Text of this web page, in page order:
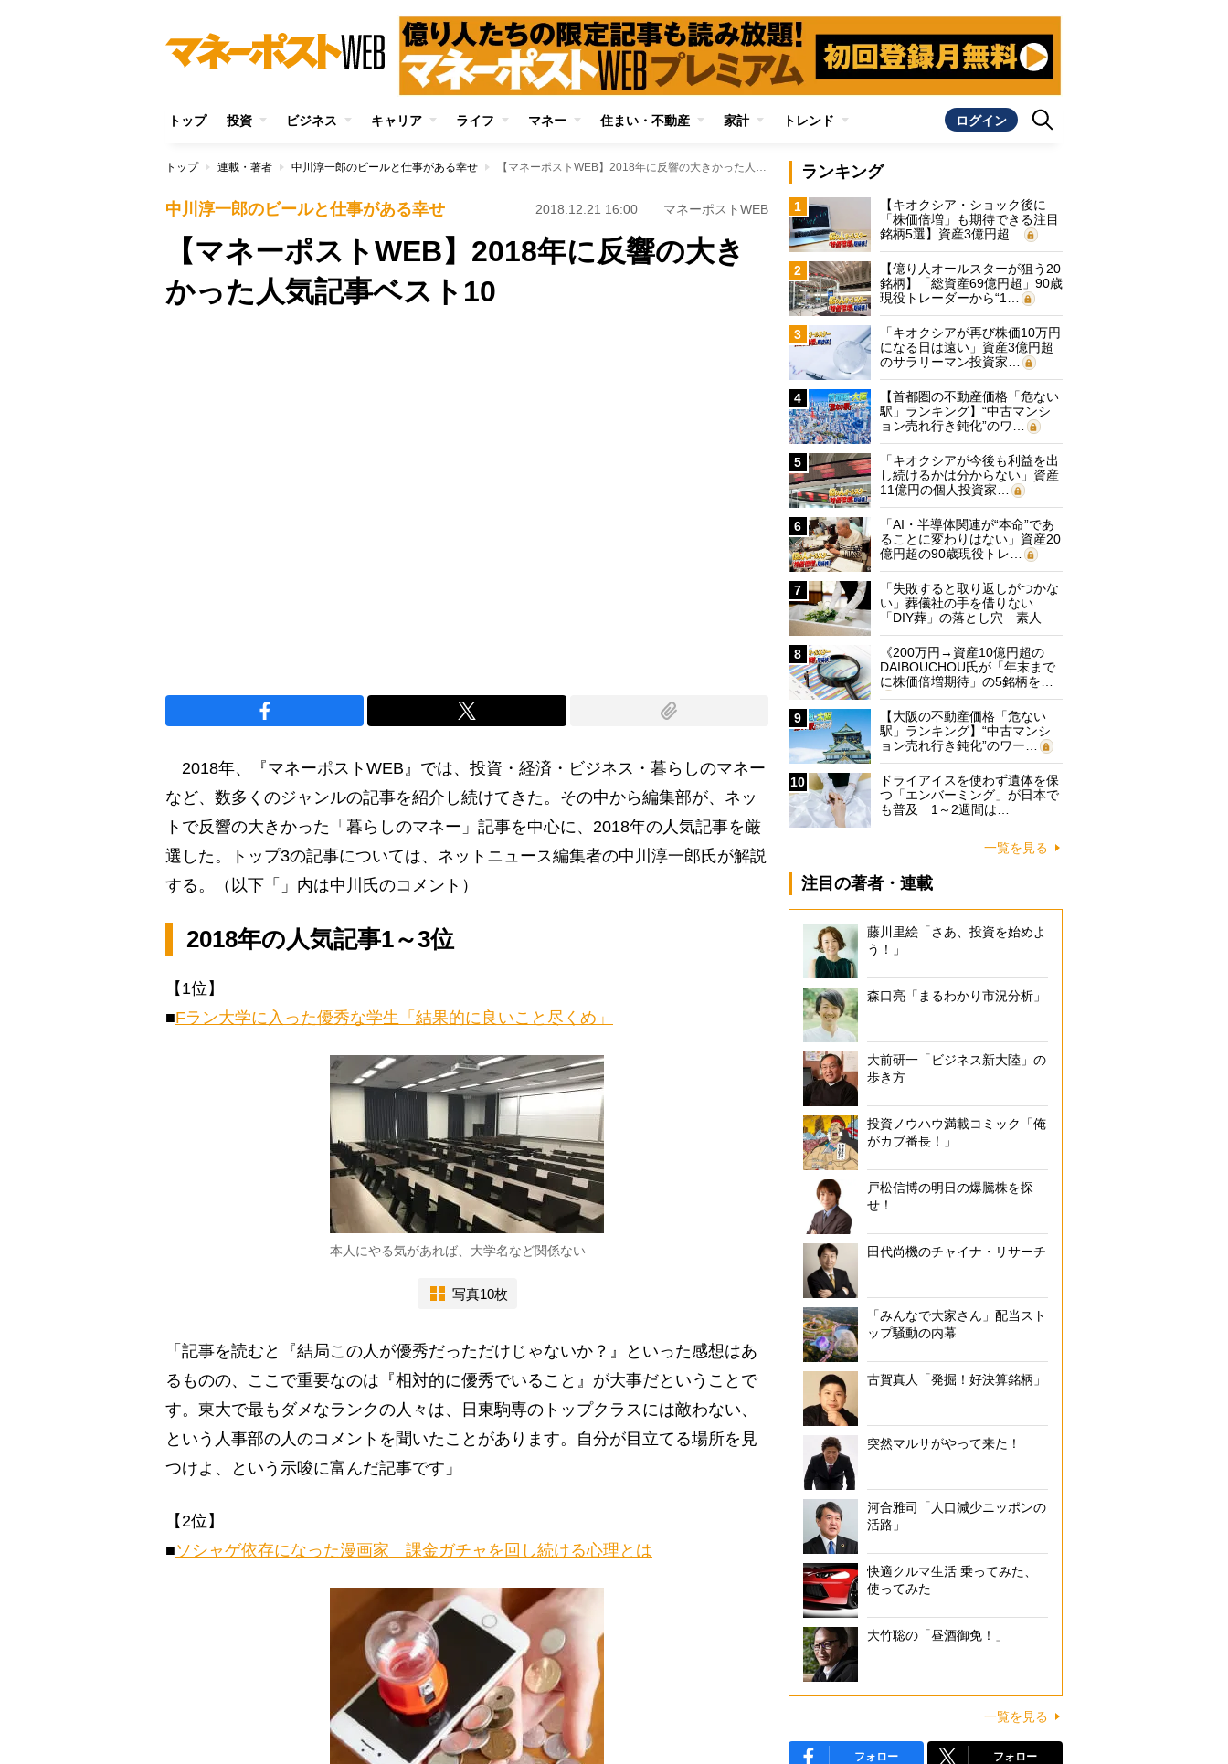
トップ 投資 ビジネス キャリア ライフ マネー 住まい・不動産 家計 トレンド ログイン
トップ 連載・著者 中川淳一郎のビールと仕事がある幸せ 【マネーポストWEB】2018年に反響の大きかった人気記事ベスト10
中川淳一郎のビールと仕事がある幸せ 2018.12.21 16:00 マネーポストWEB
【マネーポストWEB】2018年に反響の大き
かった人気記事ベスト10
2018年、『マネーポストWEB』では、投資・経済・ビジネス・暮らしのマネー
など、数多くのジャンルの記事を紹介し続けてきた。その中から編集部が、ネッ
トで反響の大きかった「暮らしのマネー」記事を中心に、2018年の人気記事を厳
選した。トップ3の記事については、ネットニュース編集者の中川淳一郎氏が解説
する。（以下「」内は中川氏のコメント）
2018年の人気記事1～3位
【1位】
■Fラン大学に入った優秀な学生「結果的に良いこと尽くめ」
本人にやる気があれば、大学名など関係ない
写真10枚
「記事を読むと『結局この人が優秀だっただけじゃないか？』といった感想はあ
るものの、ここで重要なのは『相対的に優秀でいること』が大事だということで
す。東大で最もダメなランクの人々は、日東駒専のトップクラスには敵わない、
という人事部の人のコメントを聞いたことがあります。自分が目立てる場所を見
つけよ、という示唆に富んだ記事です」
【2位】
■ソシャゲ依存になった漫画家 課金ガチャを回し続ける心理とは
ランキング
1
【キオクシア・ショック後に
「株価倍増」も期待できる注目
銘柄5選】資産3億円超…
2
【億り人オールスターが狙う20
銘柄】「総資産69億円超」90歳
現役トレーダーから“1…
3
「キオクシアが再び株価10万円
になる日は遠い」資産3億円超
のサラリーマン投資家…
4
【首都圏の不動産価格「危ない
駅」ランキング】“中古マンシ
ョン売れ行き鈍化”のワ…
5
「キオクシアが今後も利益を出
し続けるかは分からない」資産
11億円の個人投資家…
6
「AI・半導体関連が“本命”であ
ることに変わりはない」資産20
億円超の90歳現役トレ…
7
「失敗すると取り返しがつかな
い」葬儀社の手を借りない
「DIY葬」の落とし穴 素人
に…
8
《200万円→資産10億円超の
DAIBOUCHOU氏が「年末まで
に株価倍増期待」の5銘柄を…
9
【大阪の不動産価格「危ない
駅」ランキング】“中古マンシ
ョン売れ行き鈍化”のワー…
10
ドライアイスを使わず遺体を保
つ「エンバーミング」が日本で
も普及 1～2週間は…
一覧を見る
注目の著者・連載
藤川里絵「さあ、投資を始めよ
う！」
森口亮「まるわかり市況分析」
大前研一「ビジネス新大陸」の
歩き方
投資ノウハウ満載コミック「俺
がカブ番長！」
戸松信博の明日の爆騰株を探
せ！
田代尚機のチャイナ・リサーチ
「みんなで大家さん」配当スト
ップ騒動の内幕
古賀真人「発掘！好決算銘柄」
突然マルサがやって来た！
河合雅司「人口減少ニッポンの
活路」
快適クルマ生活 乗ってみた、
使ってみた
大竹聡の「昼酒御免！」
一覧を見る
フォロー フォロー